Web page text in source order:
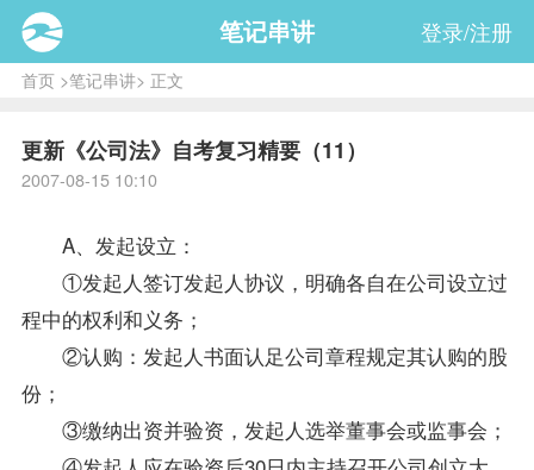
笔记串讲 登录/注册
首页>笔记串讲> 正文
更新《公司法》自考复习精要（11）
2007-08-15 10:10
A、发起设立：
①发起人签订发起人协议，明确各自在公司设立过
程中的权利和义务；
②认购：发起人书面认足公司章程规定其认购的股
份；
③缴纳出资并验资，发起人选举董事会或监事会；